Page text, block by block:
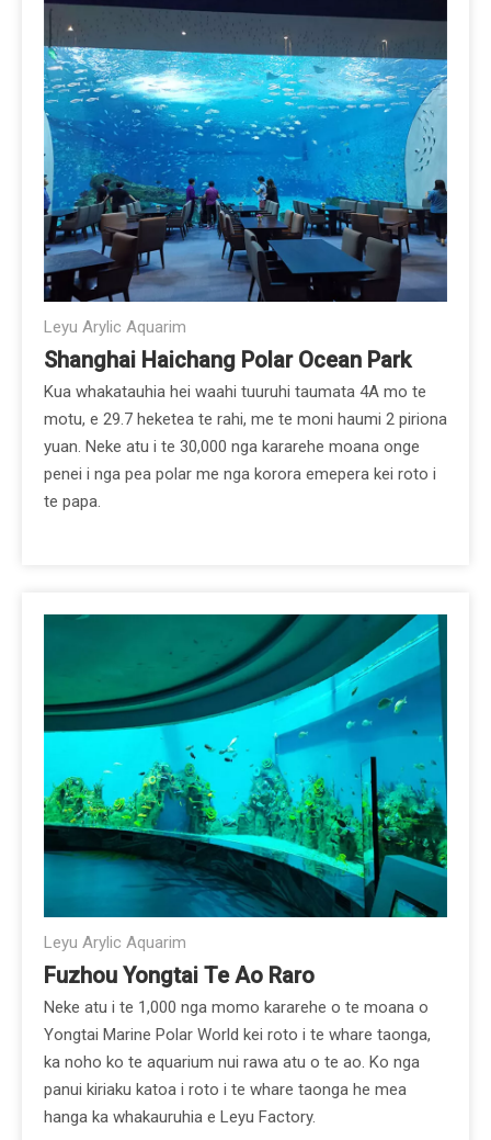
Leyu Arylic Aquarim
Shanghai Haichang Polar Ocean Park
Kua whakatauhia hei waahi tuuruhi taumata 4A mo te
motu, e 29.7 heketea te rahi, me te moni haumi 2 piriona
yuan. Neke atu i te 30,000 nga kararehe moana onge
penei i nga pea polar me nga korora emepera kei roto i
te papa.
Leyu Arylic Aquarim
Fuzhou Yongtai Te Ao Raro
Neke atu i te 1,000 nga momo kararehe o te moana o
Yongtai Marine Polar World kei roto i te whare taonga,
ka noho ko te aquarium nui rawa atu o te ao. Ko nga
panui kiriaku katoa i roto i te whare taonga he mea
hanga ka whakauruhia e Leyu Factory.